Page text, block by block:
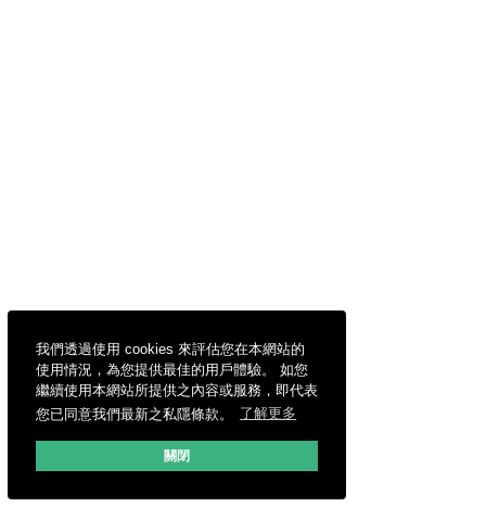
我們透過使用 cookies 來評估您在本網站的
使用情況，為您提供最佳的用戶體驗。 如您
繼續使用本網站所提供之內容或服務，即代表
您已同意我們最新之私隱條款。
了解更多
關閉